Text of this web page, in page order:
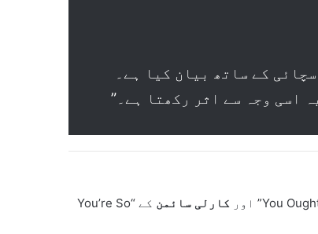
کے ساتھ بیان کیا ہے۔
اسی وجہ سے اثر رکھتا ہے۔”
کارلی سائمن
کے “You’re So